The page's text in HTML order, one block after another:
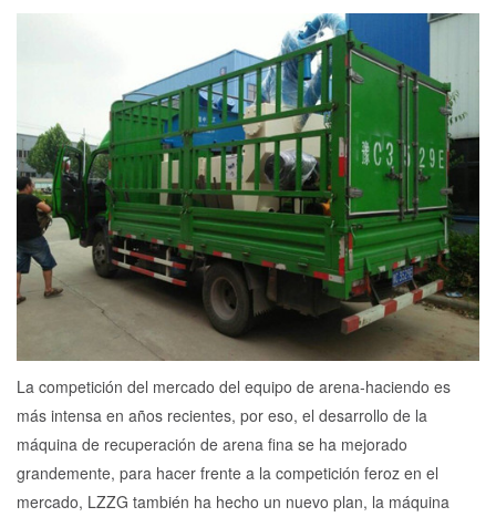
La competición del mercado del equipo de arena-haciendo es
más intensa en años recientes, por eso, el desarrollo de la
máquina de recuperación de arena fina se ha mejorado
grandemente, para hacer frente a la competición feroz en el
mercado, LZZG también ha hecho un nuevo plan, la máquina